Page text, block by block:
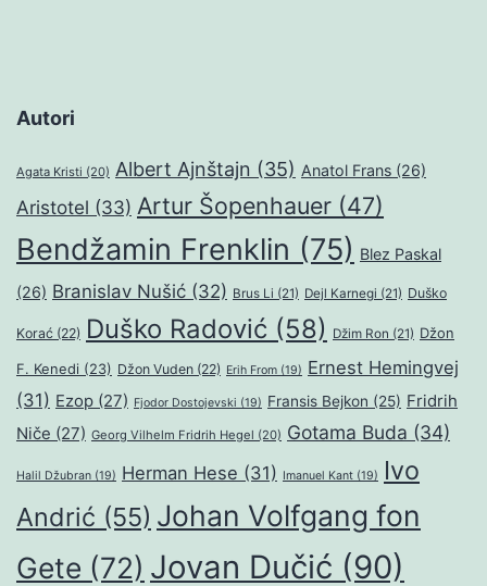
Autori
Agata Kristi (20) Albert Ajnštajn (35) Anatol Frans (26)
Aristotel (33) Artur Šopenhauer (47)
Bendžamin Frenklin (75) Blez Paskal
(26) Branislav Nušić (32) Brus Li (21) Dejl Karnegi (21) Duško
Korać (22) Duško Radović (58) Džim Ron (21) Džon
F. Kenedi (23) Džon Vuden (22) Erih From (19) Ernest Hemingvej
(31) Ezop (27) Fjodor Dostojevski (19) Fransis Bejkon (25) Fridrih
Niče (27) Georg Vilhelm Fridrih Hegel (20) Gotama Buda (34)
Halil Džubran (19) Herman Hese (31) Imanuel Kant (19)
Ivo
Andrić (55) Johan Volfgang fon
Gete (72) Jovan Dučić (90)